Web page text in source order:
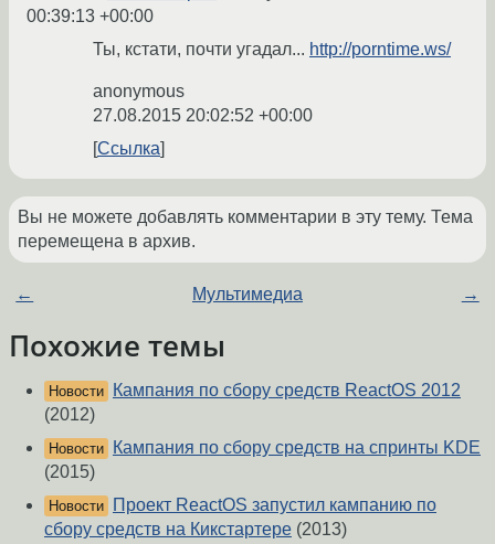
00:39:13 +00:00
Ты, кстати, почти угадал... http://porntime.ws/
anonymous
27.08.2015 20:02:52 +00:00
Ссылка
Вы не можете добавлять комментарии в эту тему. Тема
перемещена в архив.
← Мультимедиа →
Похожие темы
Новости
Кампания по сбору средств ReactOS 2012
(2012)
Новости
Кампания по сбору средств на спринты KDE
(2015)
Новости
Проект ReactOS запустил кампанию по
сбору средств на Кикстартере (2013)